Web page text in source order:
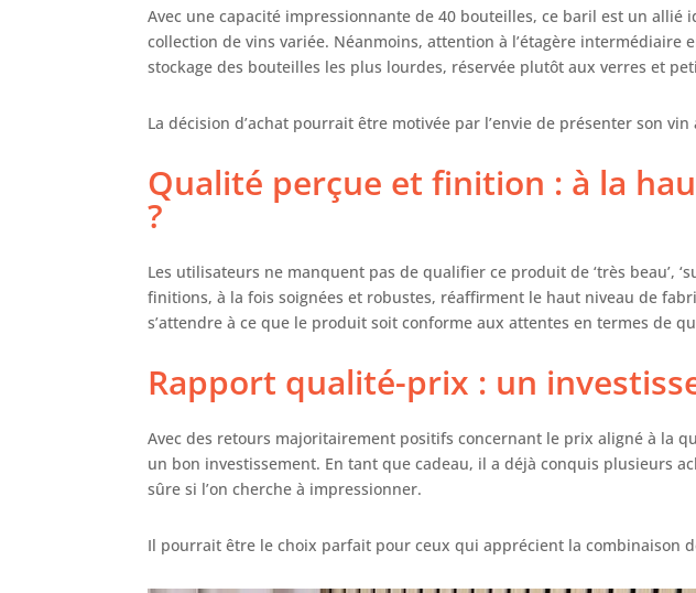
beaucoup d'espace pour le
les verres, les ustensiles de
utiles. Le tonneau en bois
bouteilles. Cadeau parfait
Avec une capacité impressionnante de 40 bouteilles, ce baril est un allié
collection de vins variée. Néanmoins, attention à l’étagère intermédiaire
stockage des bouteilles les plus lourdes, réservée plutôt aux verres et
La décision d’achat pourrait être motivée par l’envie de présenter son
Qualité perçue et finition : à la
?
Les utilisateurs ne manquent pas de qualifier ce produit de ‘très beau’,
finitions, à la fois soignées et robustes, réaffirment le haut niveau de
s’attendre à ce que le produit soit conforme aux attentes en termes de
Rapport qualité-prix : un
Avec des retours majoritairement positifs concernant le prix aligné à la
un bon investissement. En tant que cadeau, il a déjà conquis plusieurs
sûre si l’on cherche à impressionner.
Il pourrait être le choix parfait pour ceux qui apprécient la combinaison